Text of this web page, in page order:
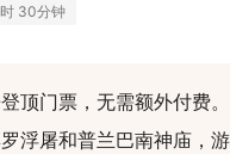
30分钟
顶门票，无需额外付费。
浮屠和普兰巴南神庙，